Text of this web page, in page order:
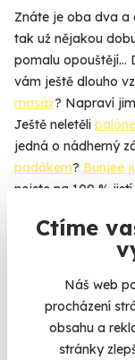
Ctíme
Náš web
procházení
obsahu a
stránky
Znáte je oba dva a
tak už nějakou
pomalu opouštějí...
vám ještě dlouho
masáž? Napraví
Ještě neletěli
jedná o nádherný
padákem? Bunjee
nejste na 100 %